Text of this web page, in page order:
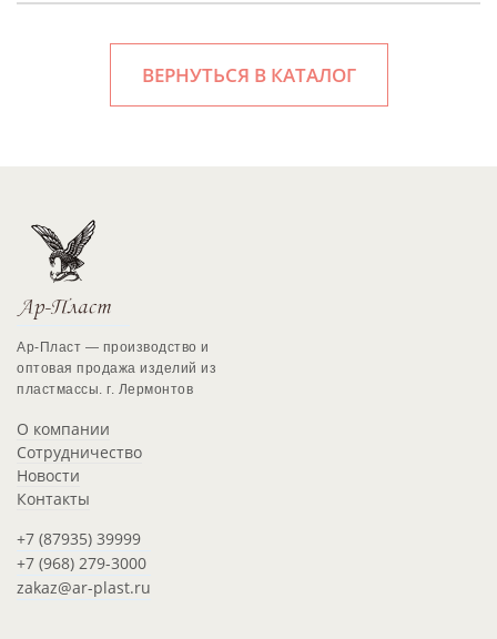
ВЕРНУТЬСЯ В КАТАЛОГ
Ар-Пласт — производство и
оптовая продажа изделий из
пластмассы. г. Лермонтов
О компании
Сотрудничество
Новости
Контакты
+7 (87935) 39999
+7 (968) 279-3000
zakaz@ar-plast.ru